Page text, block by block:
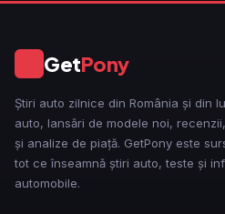
GetPony
Știri auto zilnice din România și din
auto, lansări de modele noi,
și analize de piață. GetPony este
tot ce înseamnă știri auto, teste și
automobile.